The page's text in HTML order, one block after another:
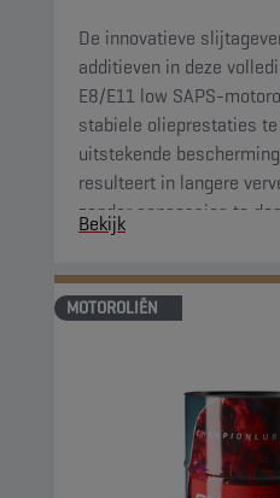
De innovatieve
additieven in deze
E8/E11 low SAPS-
stabiele olieprestaties
uitstekende
resulteert in langere
zonder concessies te
van de motor.
Bekijk
MOTOROLIËN